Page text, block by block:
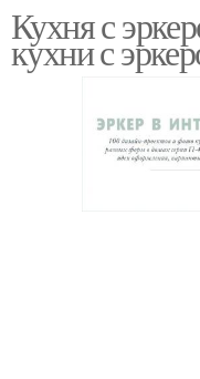
Кухня с
кухни с